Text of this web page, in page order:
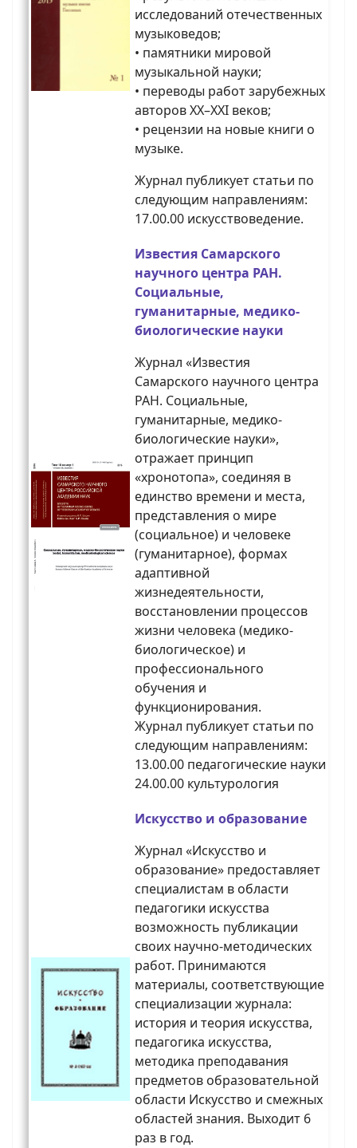
исследований отечественных
музыковедов;
• памятники мировой
музыкальной науки;
• переводы работ зарубежных
авторов XX–XXI веков;
• рецензии на новые книги о
музыке.
Журнал публикует статьи по
следующим направлениям:
17.00.00 искусствоведение.
Известия Самарского
научного центра РАН.
Социальные,
гуманитарные, медико-
биологические науки
Журнал «Известия
Самарского научного центра
РАН. Социальные,
гуманитарные, медико-
биологические науки»,
отражает принцип
«хронотопа», соединяя в
единство времени и места,
представления о мире
(социальное) и человеке
(гуманитарное), формах
адаптивной
жизнедеятельности,
восстановлении процессов
жизни человека (медико-
биологическое) и
профессионального
обучения и
функционирования.
Журнал публикует статьи по
следующим направлениям:
13.00.00 педагогические науки
24.00.00 культурология
Искусство и образование
Журнал «Искусство и
образование» предоставляет
специалистам в области
педагогики искусства
возможность публикации
своих научно-методических
работ. Принимаются
материалы, соответствующие
специализации журнала:
история и теория искусства,
педагогика искусства,
методика преподавания
предметов образовательной
области Искусство и смежных
областей знания. Выходит 6
раз в год.